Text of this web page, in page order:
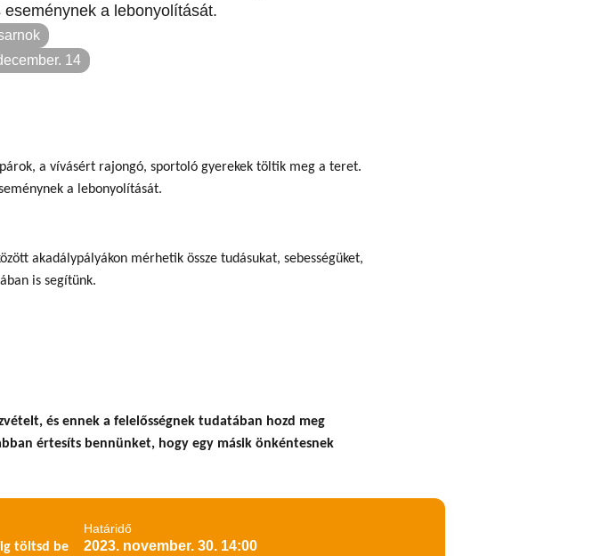
eseménynek a lebonyolítását.
14
a vívásért rajongó, sportoló gyerekek töltik meg a teret.
a lebonyolítását.
akadálypályákon mérhetik össze tudásukat, sebességüket,
is segítünk.
és ennek a felelősségnek tudatában hozd meg
értesíts bennünket, hogy egy másik önkéntesnek
töltsd be
Határidő
2023. november. 30. 14:00